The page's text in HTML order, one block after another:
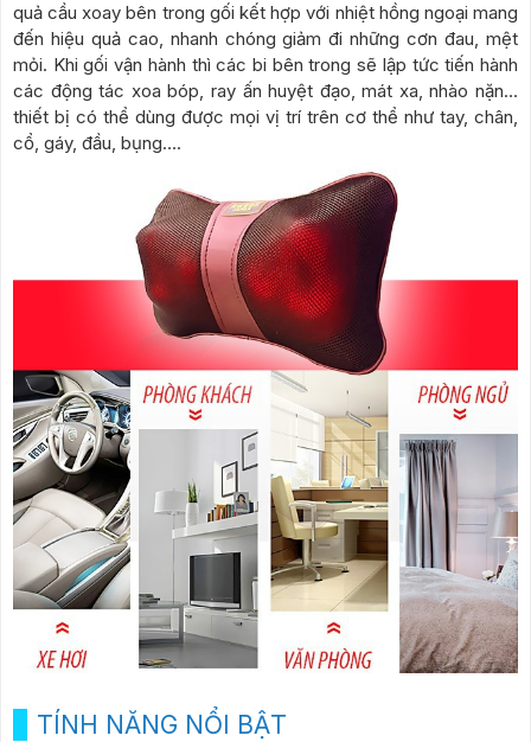
quả cầu xoay bên trong gối kết hợp với nhiệt hồng ngoại mang
đến hiệu quả cao, nhanh chóng giảm đi những cơn đau, mệt
mỏi. Khi gối vận hành thì các bi bên trong sẽ lập tức tiến hành
các động tác xoa bóp, ray ấn huyệt đạo, mát xa, nhào nặn…
thiết bị có thể dùng được mọi vị trí trên cơ thể như tay, chân,
cổ, gáy, đầu, bụng….
TÍNH NĂNG NỔI BẬT